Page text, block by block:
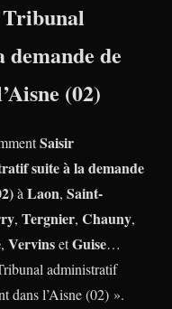
de
(02)
Saisir
suite à la demande
à Laon, Saint-
, Tergnier, Chauny,
, VervinsetGuise…
administratif
dans l’Aisne (02) ».